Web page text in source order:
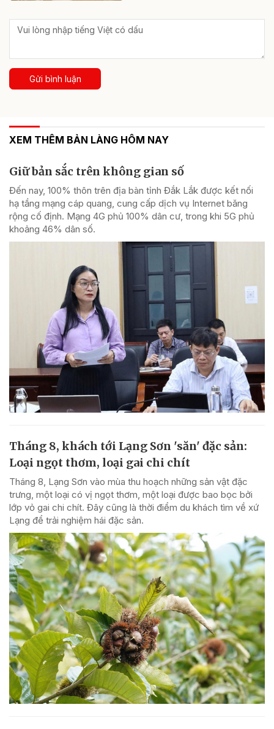
Gửi bình luận
XEM THÊM BẢN LÀNG HÔM NAY
Giữ bản sắc trên không gian số
Đến nay, 100% thôn trên địa bàn tỉnh Đắk Lắk được kết nối
hạ tầng mạng cáp quang, cung cấp dịch vụ Internet băng
rộng cố định. Mạng 4G phủ 100% dân cư, trong khi 5G phủ
khoảng 46% dân số.
Tháng 8, khách tới Lạng Sơn 'săn' đặc sản:
Loại ngọt thơm, loại gai chi chít
Tháng 8, Lạng Sơn vào mùa thu hoạch những sản vật đặc
trưng, một loại có vị ngọt thơm, một loại được bao bọc bởi
lớp vỏ gai chi chít. Đây cũng là thời điểm du khách tìm về xứ
Lạng để trải nghiệm hái đặc sản.